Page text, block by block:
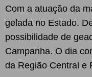
Com a atuação da
gelada no Estado.
possibilidade de
Campanha. O dia
da Região Central e